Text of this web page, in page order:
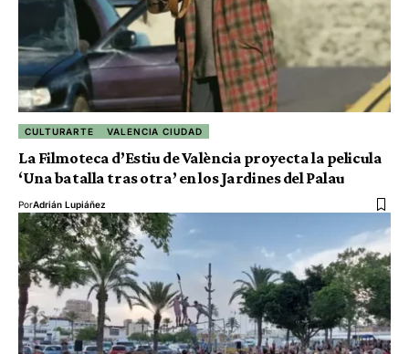
CULTURARTE VALENCIA CIUDAD
La Filmoteca d’Estiu de València proyecta la pelicula
‘Una batalla tras otra’ en los Jardines del Palau
PorAdrián Lupiáñez